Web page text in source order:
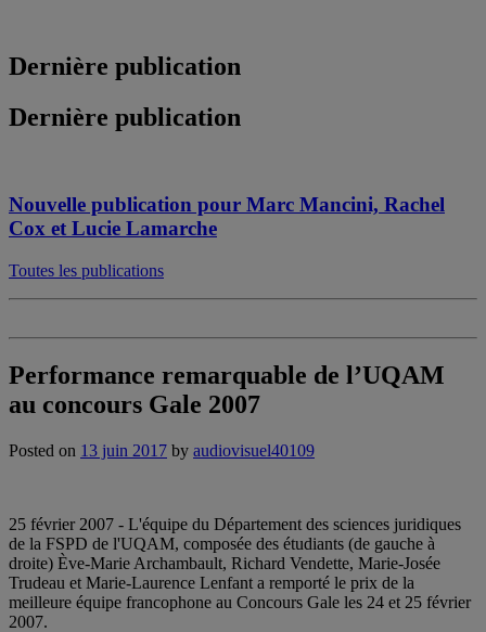
Dernière publication
Dernière publication
Nouvelle publication pour Marc Mancini, Rachel
Cox et Lucie Lamarche
Toutes les publications
Performance remarquable de l’UQAM
au concours Gale 2007
Posted on 13 juin 2017 by audiovisuel40109
25 février 2007 - L'équipe du Département des sciences juridiques
de la FSPD de l'UQAM, composée des étudiants (de gauche à
droite) Ève-Marie Archambault, Richard Vendette, Marie-Josée
Trudeau et Marie-Laurence Lenfant a remporté le prix de la
meilleure équipe francophone au Concours Gale les 24 et 25 février
2007.